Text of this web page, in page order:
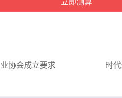
协会成立要求 时